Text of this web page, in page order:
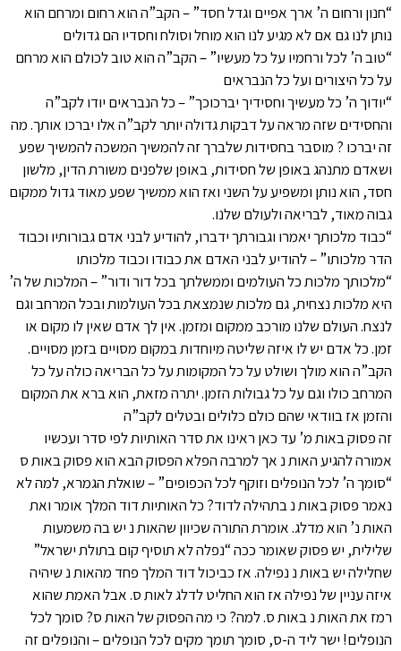
“חנון ורחום ה’ ארך אפיים וגדל חסד” – הקב”ה הוא רחום ומרחם הוא
נותן לנו גם אם לא מגיע לנו הוא מוחל וסולח וחסדיו הם גדולים
“טוב ה’ לכל ורחמיו על כל מעשיו” – הקב”ה הוא טוב לכולם הוא מרחם
על כל היצורים ועל כל הנבראים
“יודוך ה’ כל מעשיך וחסידיך יברכוכך” – כל הנבראים יודו לקב”ה
והחסידים שזה מראה על דבקות גדולה יותר לקב”ה אלו יברכו אותך. מה
זה יברכו ? מוסבר בחסידות שלברך זה להמשיך המשכה להמשיך שפע
ושאדם מתנהג באופן של חסידות, באופן שלפנים משורת הדין, מלשון
חסד, הוא נותן ומשפיע על השני ואז הוא ממשיך שפע מאוד גדול ממקום
גבוה מאוד, לבריאה ולעולם שלנו.
“כבוד מלכותך יאמרו וגבורתך ידברו, להודיע לבני אדם גבורותיו וכבוד
הדר מלכותו” – להודיע לבני האדם את כבודו וכבוד מלכותו
“מלכותך מלכות כל העולמים וממשלתך בכל דור ודור” – המלכות של ה’
היא מלכות נצחית, גם מלכות שנמצאת בכל העולמות ובכל המרחב וגם
לנצח. העולם שלנו מורכב ממקום ומזמן. אין לך אדם שאין לו מקום או
זמן. כל אדם יש לו איזה שליטה מיוחדות במקום מסויים בזמן מסויים.
הקב”ה הוא מולך ושולט על כל המקומות על כל הבריאה כולה על כל
המרחב כולו וגם על כל גבולות הזמן. יתרה מזאת, הוא ברא את המקום
והזמן אז בוודאי שהם כולם כלולים ובטלים לקב”ה
זה פסוק באות מ’ עד כאן ראינו את סדר האותיות לפי סדר ועכשיו
אמורה להגיע האות נ אך למרבה הפלא הפסוק הבא הוא פסוק באות ס
“סומך ה’ לכל הנופלים וזוקף לכל הכפופים” – שואלת הגמרא, למה לא
נאמר פסוק באות נ בתהילה לדוד? כל האותיות דוד המלך אומר ואת
האות נ’ הוא מדלג. אומרת התורה שכיוון שהאות נ יש בה משמעות
שלילית, יש פסוק שאומר ככה “נפלה לא תוסיף קום בתולת ישראל”
שחלילה יש באות נ נפילה. אז כביכול דוד המלך פחד מהאות נ שיהיה
איזה עניין של נפילה אז הוא החליט לדלג לאות ס. אבל האמת שהוא
רמז את האות נ באות ס. למה? כי מה הפסוק של האות ס? סומך לכל
הנופלים! ישר ליד ה-ס, סומך תומך מקים לכל הנופלים – והנופלים זה